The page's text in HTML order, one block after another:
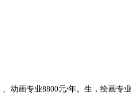
画专业8800元/年。生，绘画专业